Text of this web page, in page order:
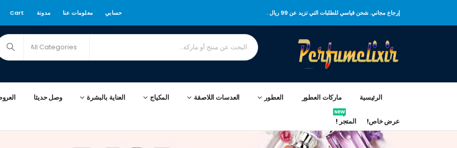
إرجاع مجاني. شحن قياسي للطلبات التي تزيد عن 99 ريال . حسابي معلومات عنا مدونة Cart
الرئيسية ماركات العطور العطور العدسات اللاصقة المكياج العناية بالبشرة وصل حديثا
عرض خاص! المتجر !
NEW